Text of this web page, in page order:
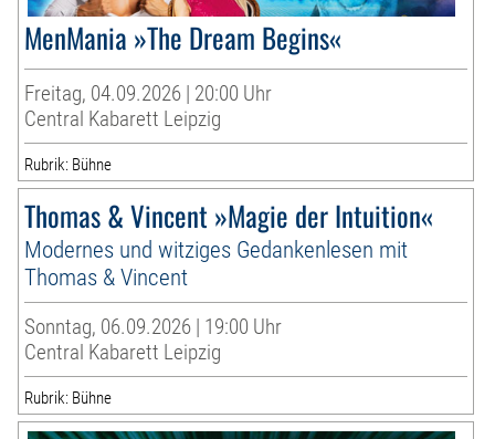
MenMania »The Dream Begins«
Freitag, 04.09.2026 | 20:00 Uhr
Central Kabarett Leipzig
Rubrik: Bühne
Thomas & Vincent »Magie der Intuition«
Modernes und witziges Gedankenlesen mit
Thomas & Vincent
Sonntag, 06.09.2026 | 19:00 Uhr
Central Kabarett Leipzig
Rubrik: Bühne